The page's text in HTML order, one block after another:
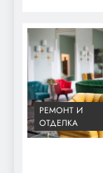
РЕМОНТ И
ОТДЕЛКА